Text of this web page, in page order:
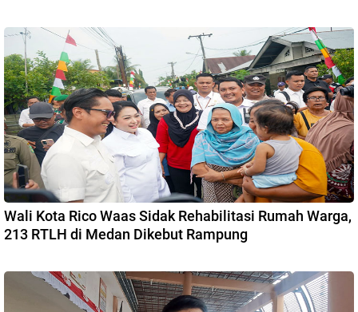
Wali Kota Rico Waas Sidak Rehabilitasi Rumah Warga,
213 RTLH di Medan Dikebut Rampung